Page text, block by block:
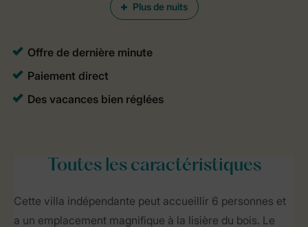
Plus de nuits
Toutesles caractéristiques
Cette villa indépendante peut accueillir 6 personnes et
a un emplacement magnifique à la lisière du bois. Le